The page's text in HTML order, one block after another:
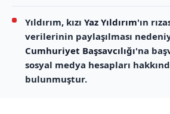
Yıldırım, kızı Yaz Yıldırım'ın
verilerinin paylaşılması
Cumhuriyet Başsavcılığı'na
sosyal medya hesapları
bulunmuştur.